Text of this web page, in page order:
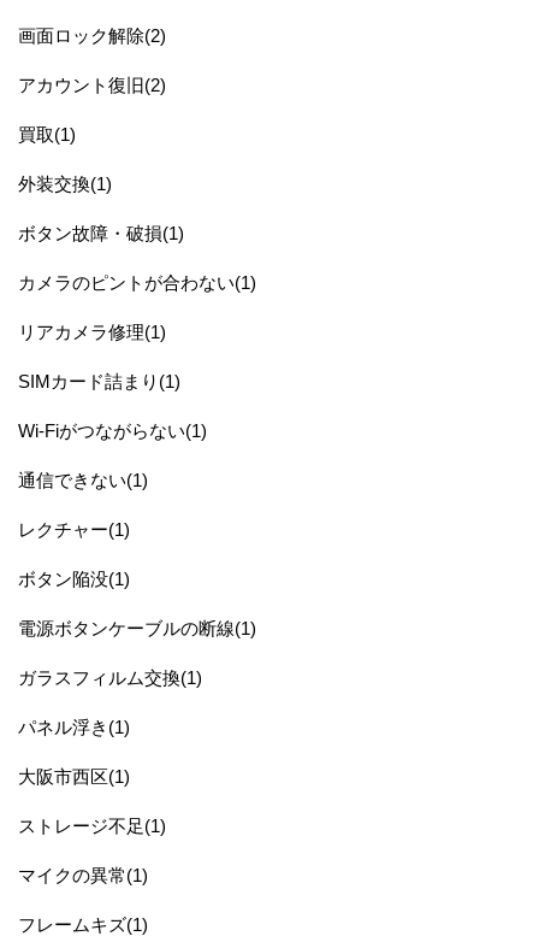
画面ロック解除(2)
アカウント復旧(2)
買取(1)
外装交換(1)
ボタン故障・破損(1)
カメラのピントが合わない(1)
リアカメラ修理(1)
SIMカード詰まり(1)
Wi-Fiがつながらない(1)
通信できない(1)
レクチャー(1)
ボタン陥没(1)
電源ボタンケーブルの断線(1)
ガラスフィルム交換(1)
パネル浮き(1)
大阪市西区(1)
ストレージ不足(1)
マイクの異常(1)
フレームキズ(1)